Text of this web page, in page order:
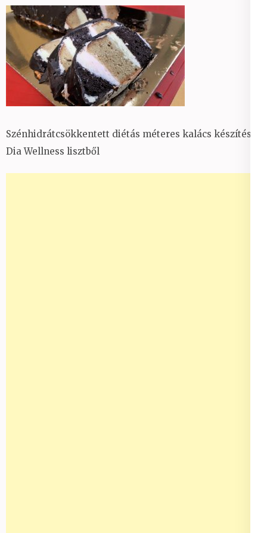
Szénhidrátcsökkentett diétás méteres kalács készítése
Dia Wellness lisztből